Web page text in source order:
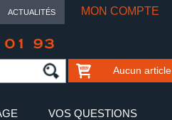
ACTUALITÉS MON COMPTE
01 93
Aucun article
VOS QUESTIONS